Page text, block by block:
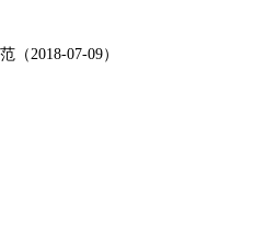
（2018-07-09）